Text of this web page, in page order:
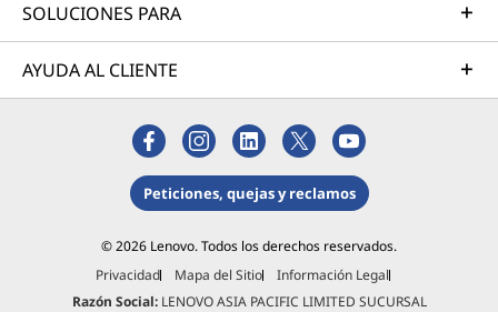
SOLUCIONES PARA
AYUDA AL CLIENTE
Peticiones, quejas y reclamos
© 2026 Lenovo. Todos los derechos reservados.
Privacidad
Mapa del Sitio
Información Legal
Razón Social:LENOVO ASIA PACIFIC LIMITED SUCURSAL